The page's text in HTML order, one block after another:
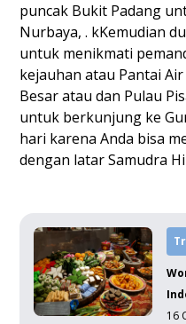
puncak Bukit Padang
Nurbaya, . kKemudian
untuk menikmati
kejauhan atau Pantai
Besar atau dan Pulau
untuk berkunjung ke
hari karena Anda bisa
dengan latar Samudra
16